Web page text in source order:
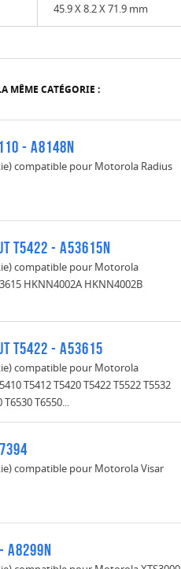
45.9 X 8.2 X 71.9 mm
MÊME CATÉGORIE :
- A8148N
compatible pour Motorola Radius
- A53615N
compatible pour Motorola
HKNN4002A HKNN4002B
- A53615
compatible pour Motorola
T5412 T5420 T5422 T5522 T5532
T6530 T6550...
compatible pour Motorola Visar
A8299N